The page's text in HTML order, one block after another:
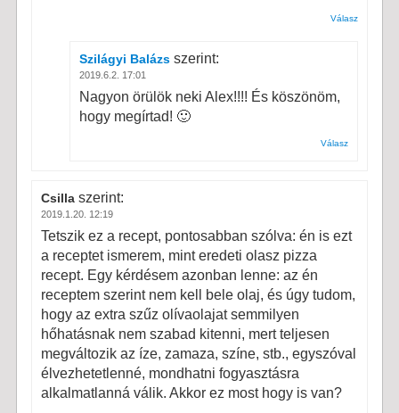
Válasz
Szilágyi Balázs szerint:
2019.6.2. 17:01
Nagyon örülök neki Alex!!!! És köszönöm,
hogy megírtad! 🙂
Válasz
Csilla szerint:
2019.1.20. 12:19
Tetszik ez a recept, pontosabban szólva: én is ezt
a receptet ismerem, mint eredeti olasz pizza
recept. Egy kérdésem azonban lenne: az én
receptem szerint nem kell bele olaj, és úgy tudom,
hogy az extra szűz olívaolajat semmilyen
hőhatásnak nem szabad kitenni, mert teljesen
megváltozik az íze, zamaza, színe, stb., egyszóval
élvezhetetlenné, mondhatni fogyasztásra
alkalmatlanná válik. Akkor ez most hogy is van?